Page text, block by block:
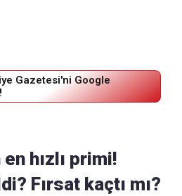
Gazetesi'ni Google
hızlı primi!
Fırsat kaçtı mı?